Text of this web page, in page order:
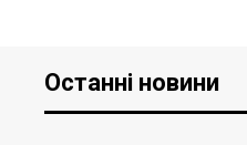
Останні новини